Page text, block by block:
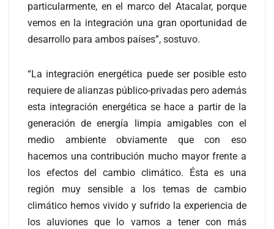
particularmente, en el marco del Atacalar, porque
vemos en la integración una gran oportunidad de
desarrollo para ambos países”, sostuvo.
“La integración energética puede ser posible esto
requiere de alianzas público-privadas pero además
esta integración energética se hace a partir de la
generación de energía limpia amigables con el
medio ambiente obviamente que con eso
hacemos una contribución mucho mayor frente a
los efectos del cambio climático. Ésta es una
región muy sensible a los temas de cambio
climático hemos vivido y sufrido la experiencia de
los aluviones que lo vamos a tener con más